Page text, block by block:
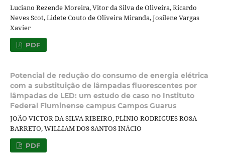
Luciano Rezende Moreira, Vitor da Silva de Oliveira, Ricardo
Neves Scot, Lidete Couto de Oliveira Miranda, Josilene Vargas
Xavier
PDF
Potencial de redução do consumo de energia elétrica
com a substituição de lâmpadas fluorescentes por
lâmpadas de LED: um estudo de caso no Instituto
Federal Fluminense campus Campos Guarus
JOÃO VICTOR DA SILVA RIBEIRO, PLÍNIO RODRIGUES ROSA
BARRETO, WILLIAM DOS SANTOS INÁCIO
PDF